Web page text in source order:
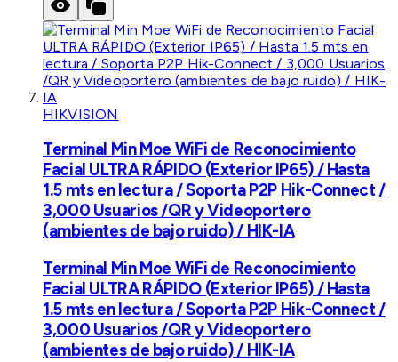
HIKVISION
Terminal Min Moe WiFi de Reconocimiento
Facial ULTRA RÁPIDO (Exterior IP65) / Hasta
1.5 mts en lectura / Soporta P2P Hik-Connect /
3,000 Usuarios /QR y Videoportero
(ambientes de bajo ruido) / HIK-IA
Terminal Min Moe WiFi de Reconocimiento
Facial ULTRA RÁPIDO (Exterior IP65) / Hasta
1.5 mts en lectura / Soporta P2P Hik-Connect /
3,000 Usuarios /QR y Videoportero
(ambientes de bajo ruido) / HIK-IA